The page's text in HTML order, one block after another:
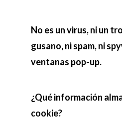
No es un virus, ni un
gusano, ni spam, ni
ventanas pop-up.
¿Qué información
cookie?